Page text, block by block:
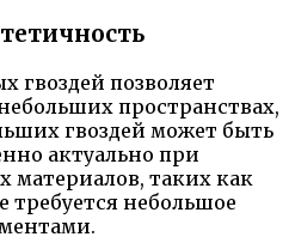
гвоздей позволяет
пространствах,
гвоздей может быть
актуально при
материалов, таких как
требуется небольшое